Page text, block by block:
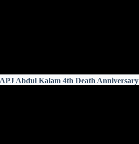
Abdul Kalam 4th Death Anniversary